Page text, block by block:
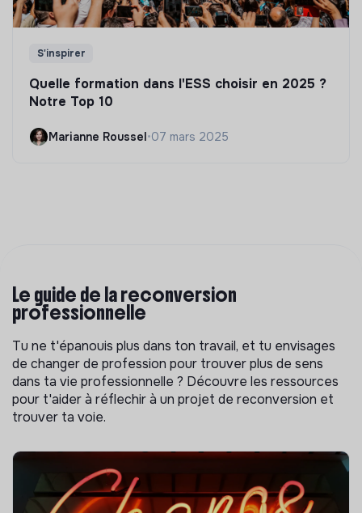
S'inspirer
Quelle formation dans l'ESS choisir en 2025 ?
Notre Top 10
Marianne Roussel•07 mars 2025
Le guide de la reconversion
professionnelle
Tu ne t'épanouis plus dans ton travail, et tu envisages
de changer de profession pour trouver plus de sens
dans ta vie professionnelle ? Découvre les ressources
pour t'aider à réflechir à un projet de reconversion et
trouver ta voie.